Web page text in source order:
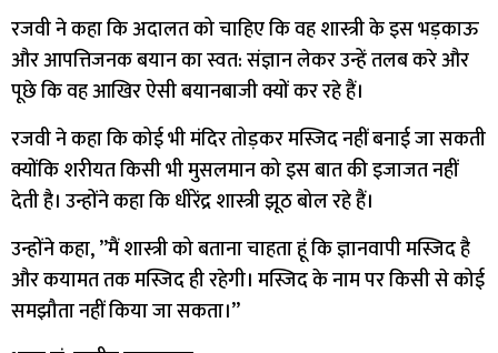
रजवी ने कहा कि अदालत को चाहिए कि वह शास्त्री के इस भड़काऊ
और आपत्तिजनक बयान का स्वत: संज्ञान लेकर उन्हें तलब करे और
पूछे कि वह आखिर ऐसी बयानबाजी क्यों कर रहे हैं।
रजवी ने कहा कि कोई भी मंदिर तोड़कर मस्जिद नहीं बनाई जा सकती
क्योंकि शरीयत किसी भी मुसलमान को इस बात की इजाजत नहीं
देती है। उन्होंने कहा कि धीरेंद्र शास्त्री झूठ बोल रहे हैं।
उन्होंने कहा, ”मैं शास्त्री को बताना चाहता हूं कि ज्ञानवापी मस्जिद है
और कयामत तक मस्जिद ही रहेगी। मस्जिद के नाम पर किसी से कोई
समझौता नहीं किया जा सकता।”